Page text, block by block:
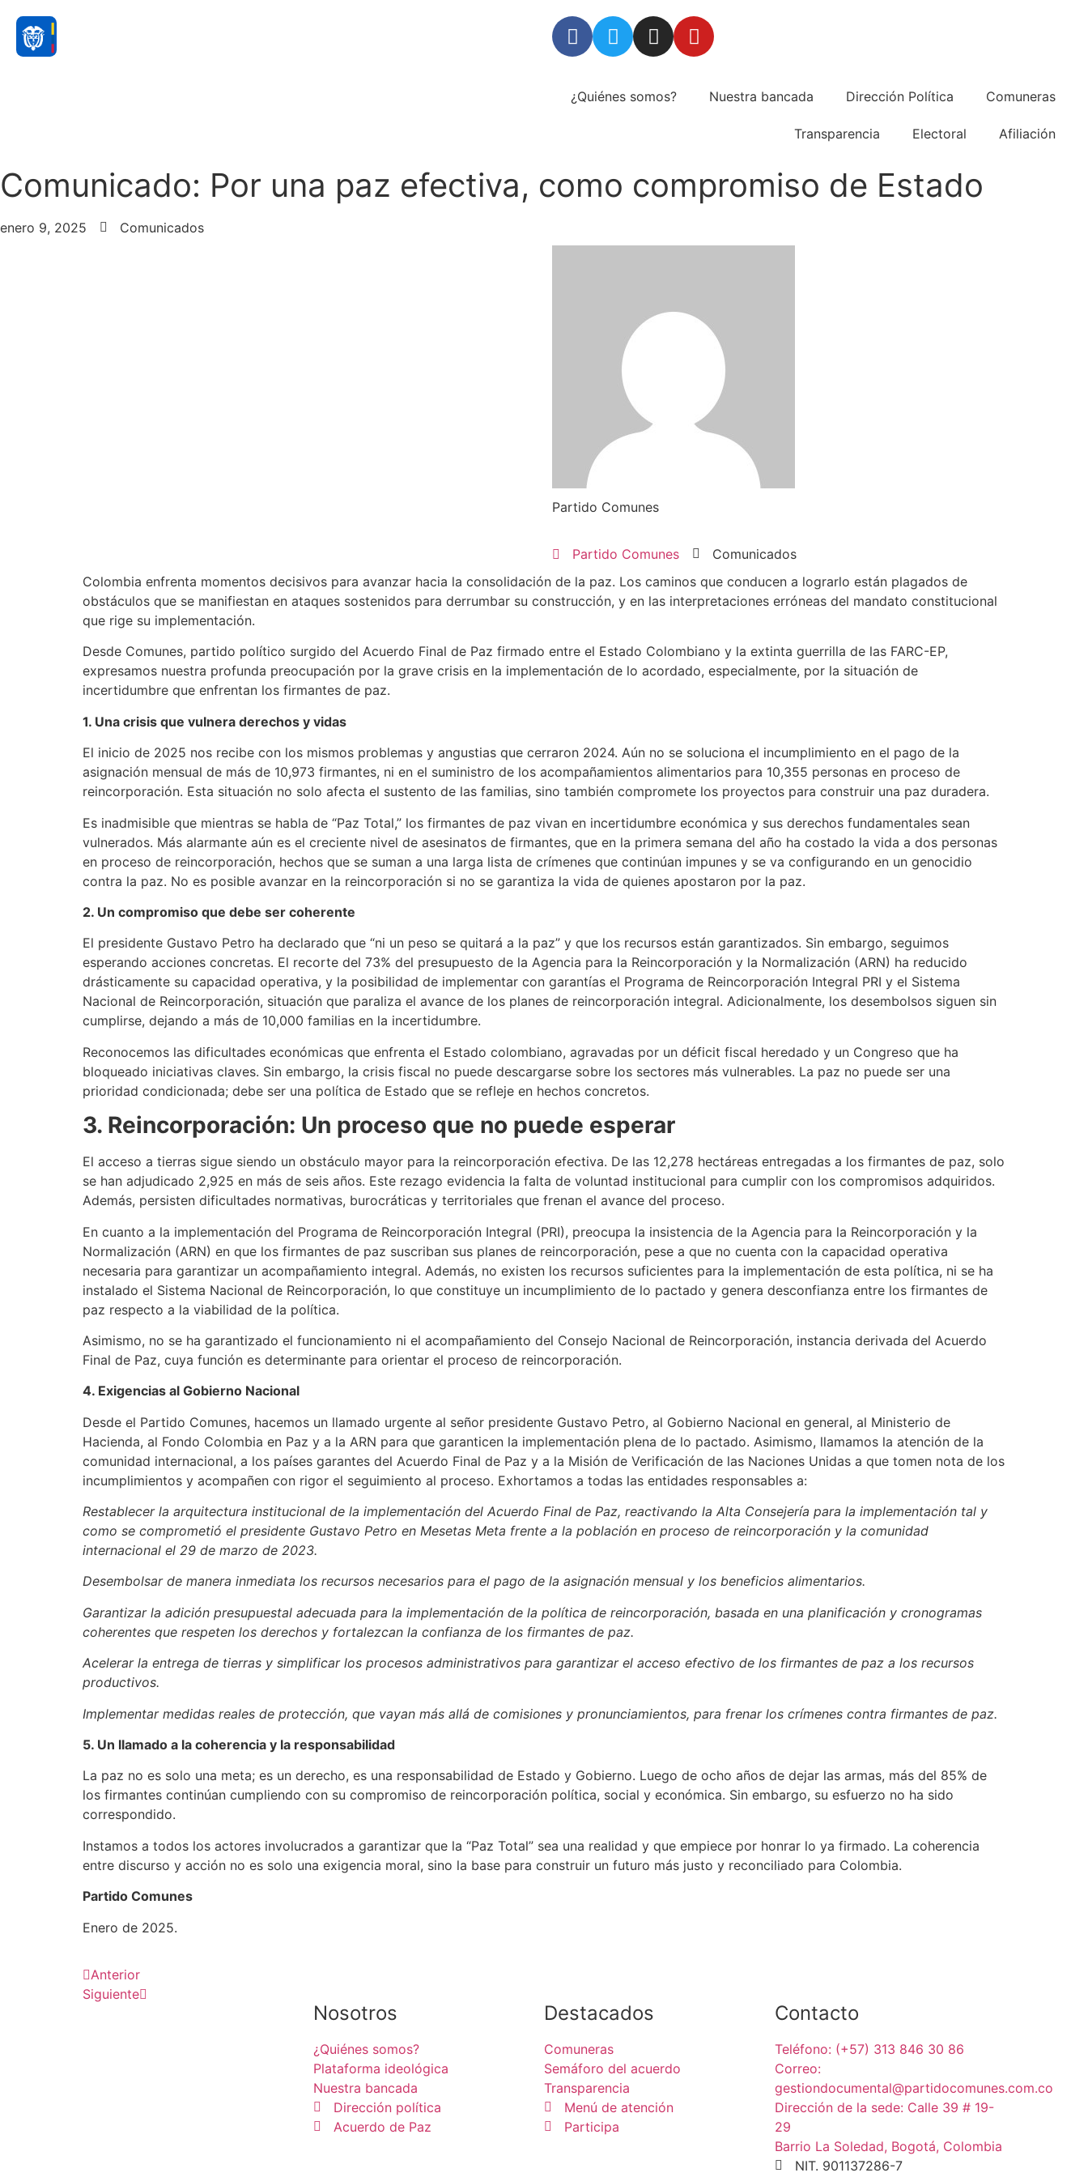
¿Quiénes somos? Nuestra bancada Dirección Política Comuneras
Transparencia Electoral Afiliación
Comunicado: Por una paz efectiva, como compromiso de Estado
enero 9, 2025 Comunicados
Partido Comunes
Partido Comunes
Comunicados
Colombia enfrenta momentos decisivos para avanzar hacia la consolidación de la paz. Los caminos que conducen a lograrlo están plagados de
obstáculos que se manifiestan en ataques sostenidos para derrumbar su construcción, y en las interpretaciones erróneas del mandato constitucional
que rige su implementación.
Desde Comunes, partido político surgido del Acuerdo Final de Paz firmado entre el Estado Colombiano y la extinta guerrilla de las FARC-EP,
expresamos nuestra profunda preocupación por la grave crisis en la implementación de lo acordado, especialmente, por la situación de
incertidumbre que enfrentan los firmantes de paz.
1. Una crisis que vulnera derechos y vidas
El inicio de 2025 nos recibe con los mismos problemas y angustias que cerraron 2024. Aún no se soluciona el incumplimiento en el pago de la
asignación mensual de más de 10,973 firmantes, ni en el suministro de los acompañamientos alimentarios para 10,355 personas en proceso de
reincorporación. Esta situación no solo afecta el sustento de las familias, sino también compromete los proyectos para construir una paz duradera.
Es inadmisible que mientras se habla de “Paz Total,” los firmantes de paz vivan en incertidumbre económica y sus derechos fundamentales sean
vulnerados. Más alarmante aún es el creciente nivel de asesinatos de firmantes, que en la primera semana del año ha costado la vida a dos personas
en proceso de reincorporación, hechos que se suman a una larga lista de crímenes que continúan impunes y se va configurando en un genocidio
contra la paz. No es posible avanzar en la reincorporación si no se garantiza la vida de quienes apostaron por la paz.
2. Un compromiso que debe ser coherente
El presidente Gustavo Petro ha declarado que “ni un peso se quitará a la paz” y que los recursos están garantizados. Sin embargo, seguimos
esperando acciones concretas. El recorte del 73% del presupuesto de la Agencia para la Reincorporación y la Normalización (ARN) ha reducido
drásticamente su capacidad operativa, y la posibilidad de implementar con garantías el Programa de Reincorporación Integral PRI y el Sistema
Nacional de Reincorporación, situación que paraliza el avance de los planes de reincorporación integral. Adicionalmente, los desembolsos siguen sin
cumplirse, dejando a más de 10,000 familias en la incertidumbre.
Reconocemos las dificultades económicas que enfrenta el Estado colombiano, agravadas por un déficit fiscal heredado y un Congreso que ha
bloqueado iniciativas claves. Sin embargo, la crisis fiscal no puede descargarse sobre los sectores más vulnerables. La paz no puede ser una
prioridad condicionada; debe ser una política de Estado que se refleje en hechos concretos.
3. Reincorporación: Un proceso que no puede esperar
El acceso a tierras sigue siendo un obstáculo mayor para la reincorporación efectiva. De las 12,278 hectáreas entregadas a los firmantes de paz, solo
se han adjudicado 2,925 en más de seis años. Este rezago evidencia la falta de voluntad institucional para cumplir con los compromisos adquiridos.
Además, persisten dificultades normativas, burocráticas y territoriales que frenan el avance del proceso.
En cuanto a la implementación del Programa de Reincorporación Integral (PRI), preocupa la insistencia de la Agencia para la Reincorporación y la
Normalización (ARN) en que los firmantes de paz suscriban sus planes de reincorporación, pese a que no cuenta con la capacidad operativa
necesaria para garantizar un acompañamiento integral. Además, no existen los recursos suficientes para la implementación de esta política, ni se ha
instalado el Sistema Nacional de Reincorporación, lo que constituye un incumplimiento de lo pactado y genera desconfianza entre los firmantes de
paz respecto a la viabilidad de la política.
Asimismo, no se ha garantizado el funcionamiento ni el acompañamiento del Consejo Nacional de Reincorporación, instancia derivada del Acuerdo
Final de Paz, cuya función es determinante para orientar el proceso de reincorporación.
4. Exigencias al Gobierno Nacional
Desde el Partido Comunes, hacemos un llamado urgente al señor presidente Gustavo Petro, al Gobierno Nacional en general, al Ministerio de
Hacienda, al Fondo Colombia en Paz y a la ARN para que garanticen la implementación plena de lo pactado. Asimismo, llamamos la atención de la
comunidad internacional, a los países garantes del Acuerdo Final de Paz y a la Misión de Verificación de las Naciones Unidas a que tomen nota de los
incumplimientos y acompañen con rigor el seguimiento al proceso. Exhortamos a todas las entidades responsables a:
Restablecer la arquitectura institucional de la implementación del Acuerdo Final de Paz, reactivando la Alta Consejería para la implementación tal y
como se comprometió el presidente Gustavo Petro en Mesetas Meta frente a la población en proceso de reincorporación y la comunidad
internacional el 29 de marzo de 2023.
Desembolsar de manera inmediata los recursos necesarios para el pago de la asignación mensual y los beneficios alimentarios.
Garantizar la adición presupuestal adecuada para la implementación de la política de reincorporación, basada en una planificación y cronogramas
coherentes que respeten los derechos y fortalezcan la confianza de los firmantes de paz.
Acelerar la entrega de tierras y simplificar los procesos administrativos para garantizar el acceso efectivo de los firmantes de paz a los recursos
productivos.
Implementar medidas reales de protección, que vayan más allá de comisiones y pronunciamientos, para frenar los crímenes contra firmantes de paz.
5. Un llamado a la coherencia y la responsabilidad
La paz no es solo una meta; es un derecho, es una responsabilidad de Estado y Gobierno. Luego de ocho años de dejar las armas, más del 85% de
los firmantes continúan cumpliendo con su compromiso de reincorporación política, social y económica. Sin embargo, su esfuerzo no ha sido
correspondido.
Instamos a todos los actores involucrados a garantizar que la “Paz Total” sea una realidad y que empiece por honrar lo ya firmado. La coherencia
entre discurso y acción no es solo una exigencia moral, sino la base para construir un futuro más justo y reconciliado para Colombia.
Partido Comunes
Enero de 2025.
Anterior
Siguiente
Nosotros
¿Quiénes somos?
Plataforma ideológica
Nuestra bancada
Dirección política
Acuerdo de Paz
Destacados
Comuneras
Semáforo del acuerdo
Transparencia
Menú de atención
Participa
Contacto
Teléfono: (+57) 313 846 30 86
Correo:
gestiondocumental@partidocomunes.com.co
Dirección de la sede: Calle 39 # 19-
29
Barrio La Soledad, Bogotá, Colombia
NIT. 901137286-7